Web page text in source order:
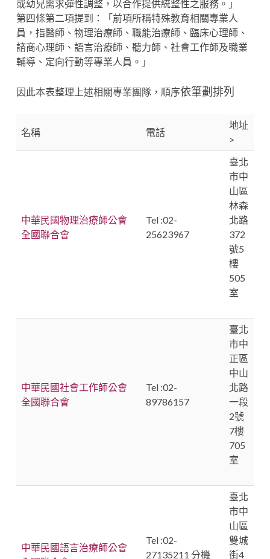
或幼兒需求彈性調整，以合作提供統整性之服務。」
第四條第二項提到：「前項所稱特殊教育相關專業人
員，指醫師、物理治療師、職能治療師、臨床心理師、
諮商心理師、語言治療師、聽力師、社會工作師及職業
輔導、定向行動等專業人員。」
因此本表整理上述相關專業團隊，順序依筆劃排列
名稱 電話
地址
>
中華民國物理治療師公會
全國聯合會
Tel :02-
25623967
臺北
市中
山區
林森
北路
372
號5
樓
505
室
中華民國社會工作師公會
全國聯合會
Tel :02-
89786157
臺北
市中
正區
中山
北路
一段
2號
7樓
705
室
中華民國語言治療師公會
Tel :02-
27135211 分機
臺北
市中
山區
雙城
街4